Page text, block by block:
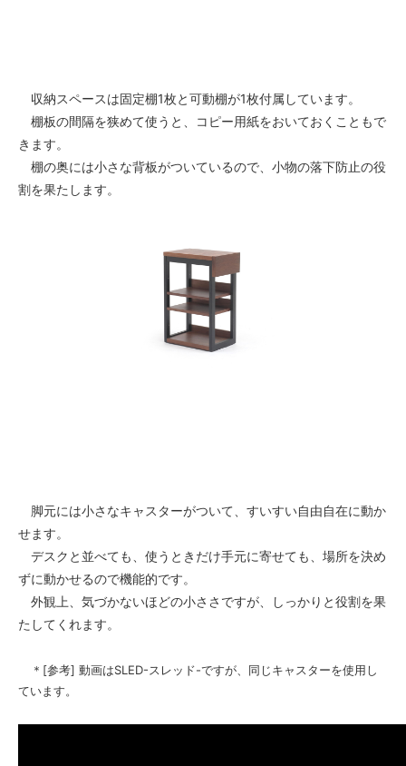
収納スペースは固定棚1枚と可動棚が1枚付属しています。
棚板の間隔を狭めて使うと、コピー用紙をおいておくこともで
きます。
棚の奥には小さな背板がついているので、小物の落下防止の役
割を果たします。
脚元には小さなキャスターがついて、すいすい自由自在に動か
せます。
デスクと並べても、使うときだけ手元に寄せても、場所を決め
ずに動かせるので機能的です。
外観上、気づかないほどの小ささですが、しっかりと役割を果
たしてくれます。
＊[参考] 動画はSLED-スレッド-ですが、同じキャスターを使用し
ています。